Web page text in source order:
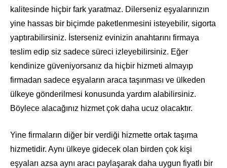
kalitesinde hiçbir fark yaratmaz. Dilerseniz eşyalarınızın
yine hassas bir biçimde paketlenmesini isteyebilir, sigorta
yaptırabilirsiniz. İsterseniz evinizin anahtarını firmaya
teslim edip siz sadece süreci izleyebilirsiniz. Eğer
kendinize güveniyorsanız da hiçbir hizmeti almayıp
firmadan sadece eşyaların araca taşınması ve ülkeden
ülkeye gönderilmesi konusunda yardım alabilirsiniz.
Böylece alacağınız hizmet çok daha ucuz olacaktır.
Yine firmaların diğer bir verdiği hizmette ortak taşıma
hizmetidir. Aynı ülkeye gidecek olan birden çok kişi
eşyaları azsa aynı aracı paylaşarak daha uygun fiyatlı bir